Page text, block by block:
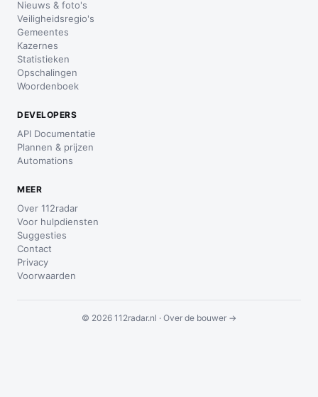
Nieuws & foto's
Veiligheidsregio's
Gemeentes
Kazernes
Statistieken
Opschalingen
Woordenboek
DEVELOPERS
API Documentatie
Plannen & prijzen
Automations
MEER
Over 112radar
Voor hulpdiensten
Suggesties
Contact
Privacy
Voorwaarden
© 2026 112radar.nl · Over de bouwer →